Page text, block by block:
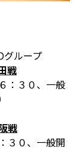
グループ
戦
：３０、一般
戦
３０、一般開